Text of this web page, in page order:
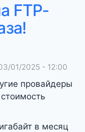
FTP-
01/2025 - 12:00
провайдеры
в месяц